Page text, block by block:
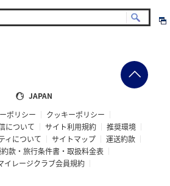
JAPAN
ポリシー
クッキーポリシー
について
サイト利用規約
推奨環境
ィについて
サイトマップ
運送約款
款・旅行条件書・取扱料金表
イレージクラブ会員規約